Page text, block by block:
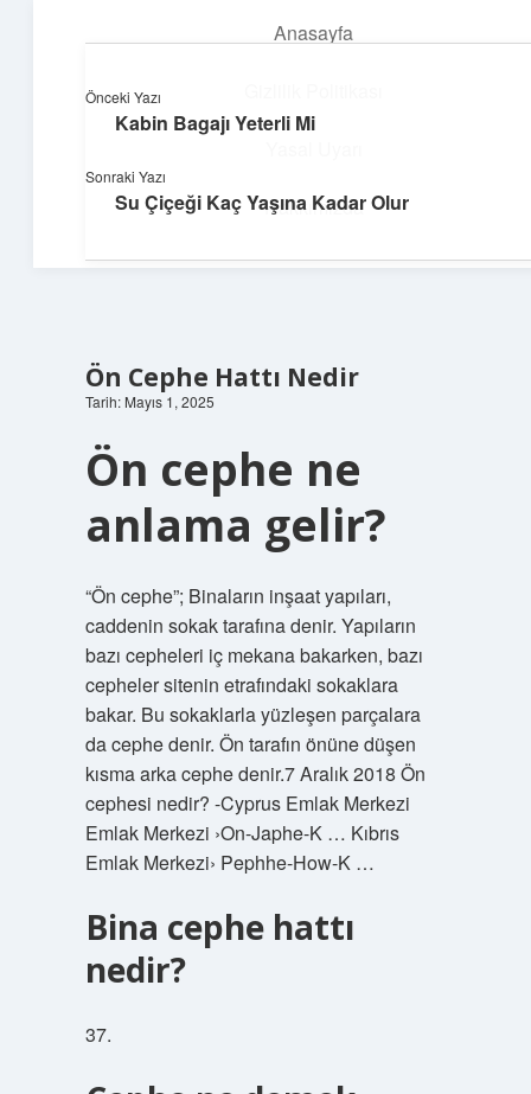
Anasayfa
Hakkımızda
Yapı ve İlham
Yaratıcı projelerle dünyanı inşa et!
Ön Cephe Hattı Nedir
Tarih: Mayıs 1, 2025
Ön cephe ne
anlama gelir?
“Ön cephe”; Binaların inşaat yapıları,
caddenin sokak tarafına denir. Yapıların
bazı cepheleri iç mekana bakarken, bazı
cepheler sitenin etrafındaki sokaklara
bakar. Bu sokaklarla yüzleşen parçalara
da cephe denir. Ön tarafın önüne düşen
kısma arka cephe denir.7 Aralık 2018 Ön
cephesi nedir? -Cyprus Emlak Merkezi
Emlak Merkezi ›On-Japhe-K … Kıbrıs
Emlak Merkezi› Pephhe-How-K …
Bina cephe hattı
nedir?
37.
Önceki Yazı
Kabin Bagajı Yeterli Mi
Sonraki Yazı
Su Çiçeği Kaç Yaşına Kadar Olur